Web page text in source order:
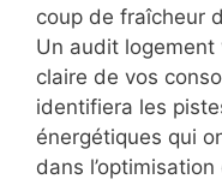
coup de fraîcheur
Un audit
claire de vos
identifiera les
énergétiques qui
dans